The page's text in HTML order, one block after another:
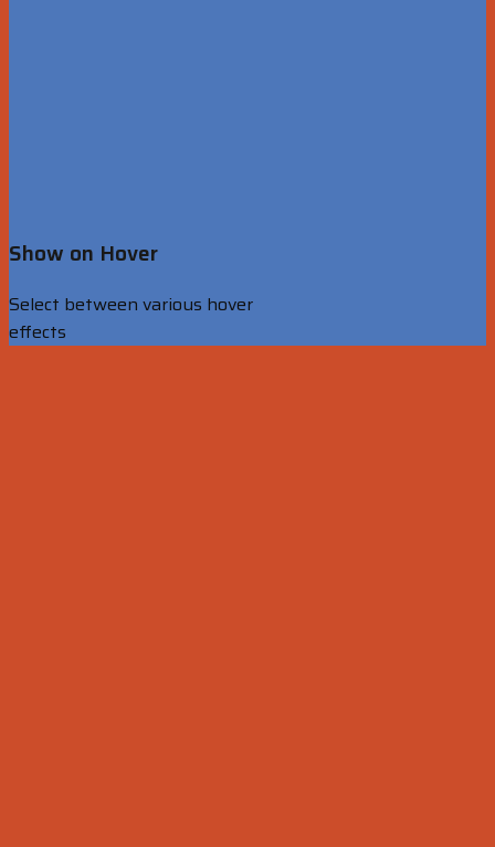
Show on Hover
Select between various hover
effects